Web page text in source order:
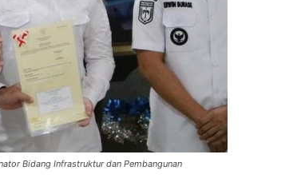
Bidang Infrastruktur dan Pembangunan